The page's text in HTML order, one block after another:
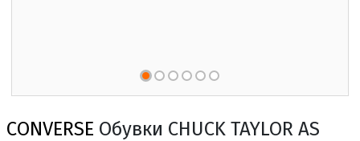
CONVERSE Обувки CHUCK TAYLOR AS